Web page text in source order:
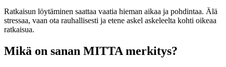
Ratkaisun löytäminen saattaa vaatia hieman aikaa ja pohdintaa. Älä
stressaa, vaan ota rauhallisesti ja etene askel askeleelta kohti oikeaa
ratkaisua.
Mikä on sanan MITTA merkitys?